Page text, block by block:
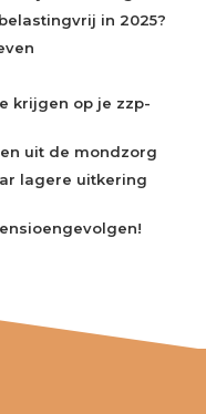
in 2025?
krijgen op je zzp-
uit de mondzorg
lagere uitkering